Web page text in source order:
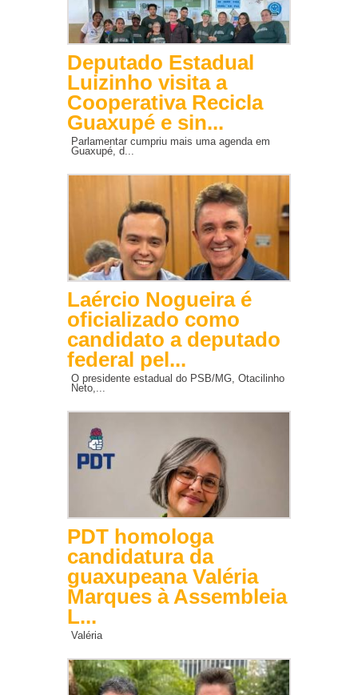
Deputado Estadual
Luizinho visita a
Cooperativa Recicla
Guaxupé e sin...
Parlamentar cumpriu mais uma agenda em
Guaxupé, d...
Laércio Nogueira é
oficializado como
candidato a deputado
federal pel...
O presidente estadual do PSB/MG, Otacilinho
Neto,...
PDT homologa
candidatura da
guaxupeana Valéria
Marques à Assembleia
L...
Valéria